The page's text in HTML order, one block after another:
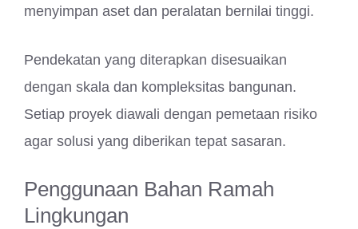
menyimpan aset dan peralatan bernilai tinggi.
Pendekatan yang diterapkan disesuaikan
dengan skala dan kompleksitas bangunan.
Setiap proyek diawali dengan pemetaan risiko
agar solusi yang diberikan tepat sasaran.
Penggunaan Bahan Ramah
Lingkungan